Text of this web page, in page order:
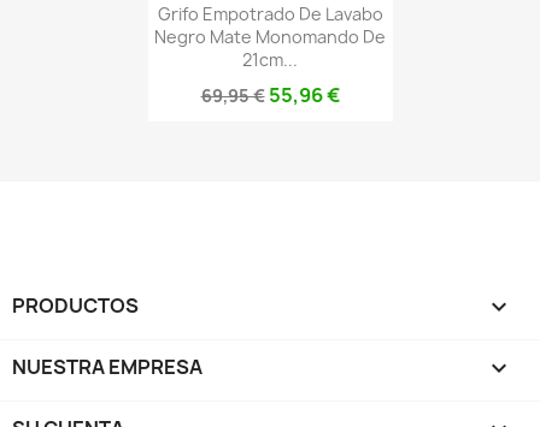
Grifo Empotrado De Lavabo
Negro Mate Monomando De
21cm...
69,95 € 55,96 €
PRODUCTOS 
NUESTRA EMPRESA 